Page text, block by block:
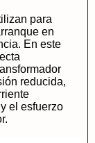
para
en
En este
reducida,
el esfuerzo